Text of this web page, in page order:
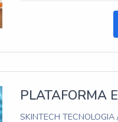
PLATAFORMA
SKINTECH TECNOLOGIA